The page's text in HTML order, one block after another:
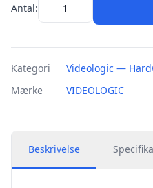
Antal:
Kategori
Videologic —
Mærke
VIDEOLOGIC
Beskrivelse